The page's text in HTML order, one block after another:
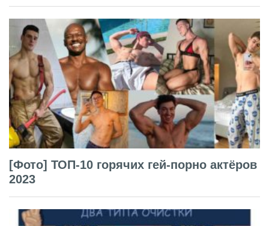
[Фото] ТОП-10 горячих гей-порно актёров
2023